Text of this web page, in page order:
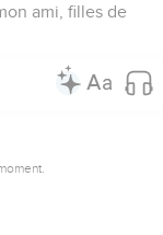
ami, filles de